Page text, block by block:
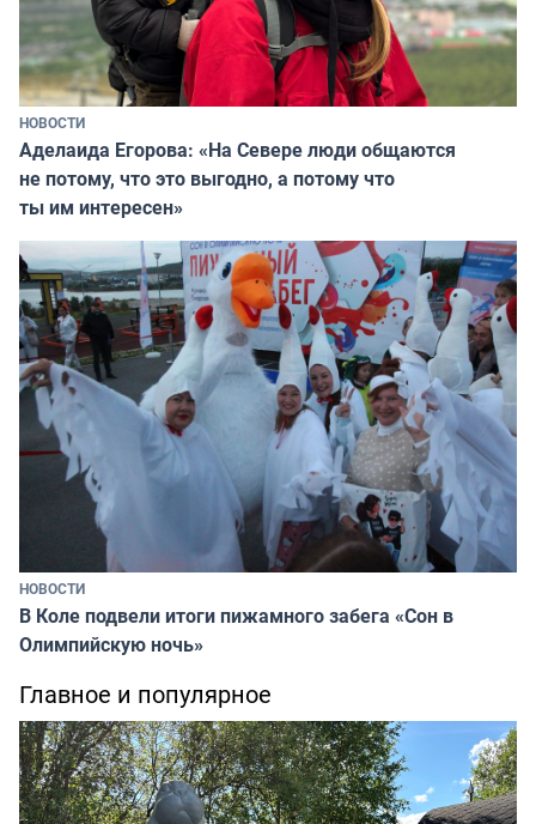
НОВОСТИ
Аделаида Егорова: «На Севере люди общаются
не потому, что это выгодно, а потому что
ты им интересен»
НОВОСТИ
В Коле подвели итоги пижамного забега «Сон в
Олимпийскую ночь»
Главное и популярное